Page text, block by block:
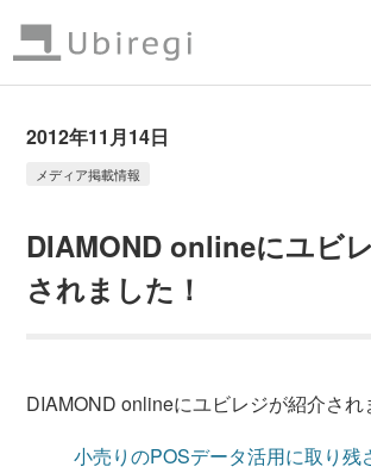
2012年11月14日
メディア掲載情報
DIAMOND onlineにユビ
されました！
DIAMOND onlineにユビレジが紹介され
小売りのPOSデータ活用に取り残